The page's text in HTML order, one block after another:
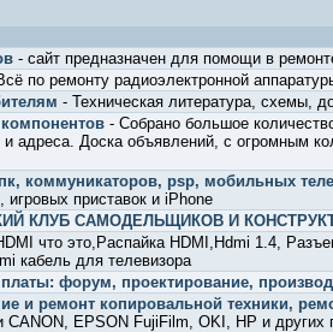
- сайт предназначен для помощи в
по ремонту радиоэлектронной
- Техническая литература, схемы,
- Собрано большое
адреса. Доска объявлений, с огромным
коммуникаторов, psp, мобильных
приставок и iPhone
КЛУБ САМОДЕЛЬЩИКОВ И
что это,Распайка HDMI,Hdmi 1.4,
кабель для телевизора
форум, проектирование,
и ремонт копировальной техники,
CANON, EPSON FujiFilm, OKI, HP и